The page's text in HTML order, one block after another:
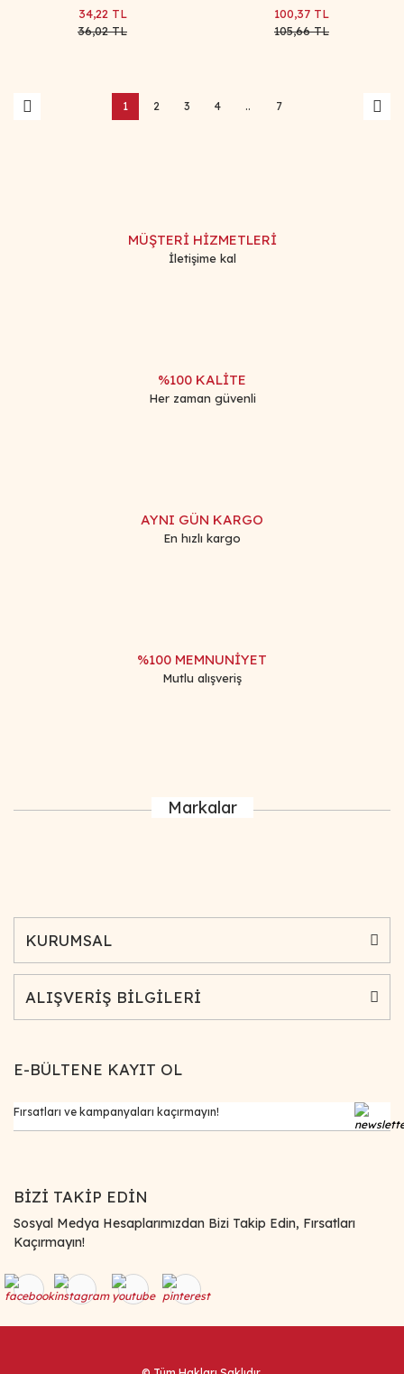
34,22 TL
36,02 TL
100,37 TL
105,66 TL
1 2 3 4 .. 7
MÜŞTERİ HİZMETLERİ
İletişime kal
%100 KALİTE
Her zaman güvenli
AYNI GÜN KARGO
En hızlı kargo
%100 MEMNUNİYET
Mutlu alışveriş
Markalar
KURUMSAL
ALIŞVERİŞ BİLGİLERİ
E-BÜLTENE KAYIT OL
BİZİ TAKİP EDİN
Sosyal Medya Hesaplarımızdan Bizi Takip Edin, Fırsatları
Kaçırmayın!